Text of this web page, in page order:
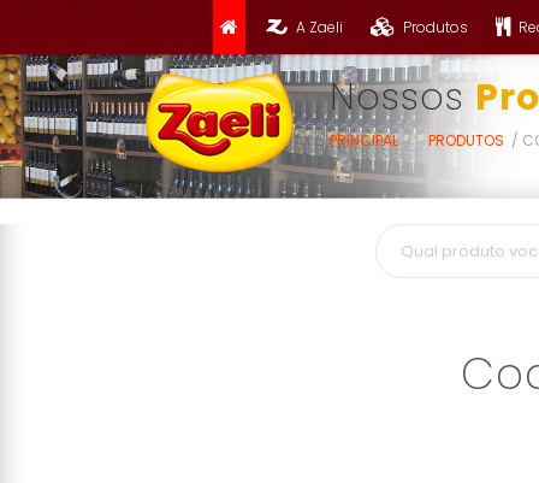
A Zaeli Produtos
Nossos
PRINCIPAL PRODUTOS